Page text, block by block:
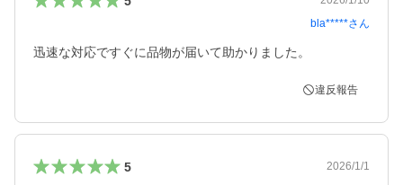
bla*****さん
迅速な対応ですぐに品物が届いて助かりました。
違反報告
5
2026/1/1